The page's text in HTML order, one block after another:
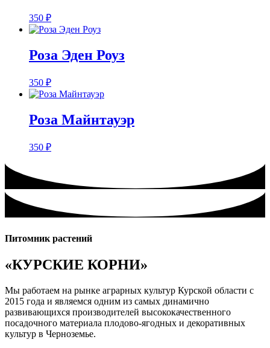
350 ₽
Роза Эден Роуз
350 ₽
Роза Майнтауэр
350 ₽
Питомник растений
«КУРСКИЕ КОРНИ»
Мы работаем на рынке аграрных культур Курской области с
2015 года и являемся одним из самых динамично
развивающихся производителей высококачественного
посадочного материала плодово-ягодных и декоративных
культур в Черноземье.